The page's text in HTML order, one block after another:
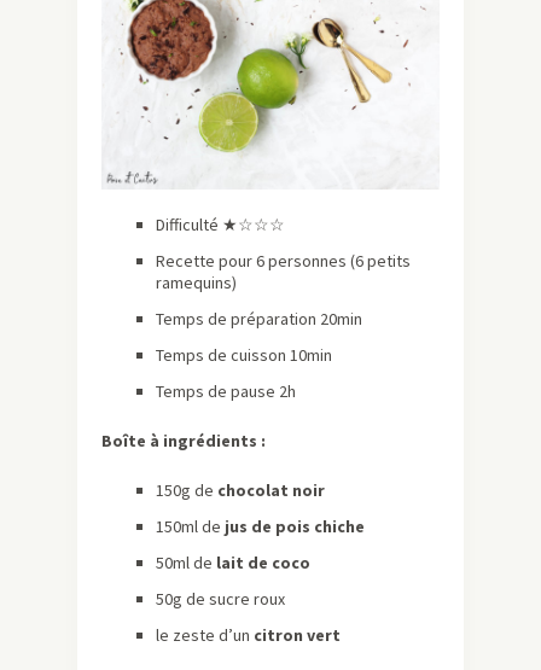
Difficulté ★☆☆☆
Recette pour 6 personnes (6 petits
ramequins)
Temps de préparation 20min
Temps de cuisson 10min
Temps de pause 2h
Boîte à ingrédients :
150g de chocolat noir
150ml de jus de pois chiche
50ml de lait de coco
50g de sucre roux
le zeste d’un citron vert